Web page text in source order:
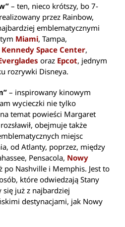
– ten, nieco krótszy, bo 7-
przez Rainbow,
emblematycznymi
Miami, Tampa,
Kennedy Space Center,
oraz Epcot, jednym
rozrywki Disneya.
– inspirowany kinowym
wycieczki nie tylko
temat powieści Margaret
obejmuje także
miejsc
od Atlanty, poprzez, między
Pensacola, Nowy
po Nashville i Memphis. Jest to
które odwiedzają Stany
się już z najbardziej
destynacjami, jak Nowy